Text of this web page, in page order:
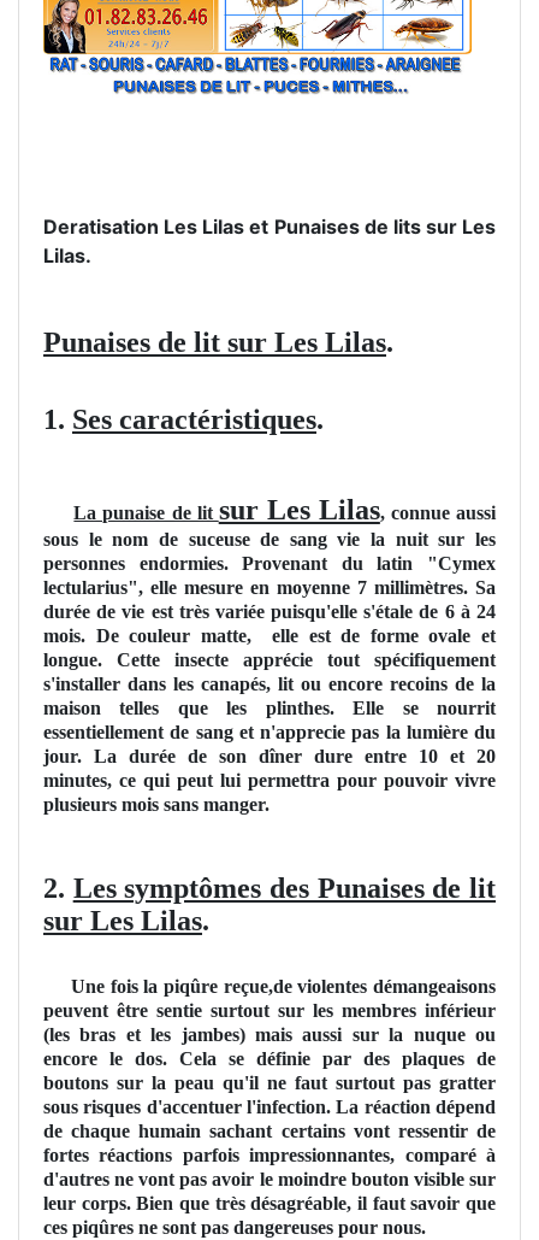
Deratisation Les Lilas et Punaises de lits sur Les
Lilas.
Punaises de lit sur Les Lilas.
1. Ses caractéristiques.
La punaise de lit sur Les Lilas, connue aussi
sous le nom de suceuse de sang vie la nuit sur les
personnes endormies. Provenant du latin "Cymex
lectularius", elle mesure en moyenne 7 millimètres. Sa
durée de vie est très variée puisqu'elle s'étale de 6 à 24
mois. De couleur matte, elle est de forme ovale et
longue. Cette insecte apprécie tout spécifiquement
s'installer dans les canapés, lit ou encore recoins de la
maison telles que les plinthes. Elle se nourrit
essentiellement de sang et n'apprecie pas la lumière du
jour. La durée de son dîner dure entre 10 et 20
minutes, ce qui peut lui permettra pour pouvoir vivre
plusieurs mois sans manger.
2. Les symptômes des Punaises de lit
sur Les Lilas.
Une fois la piqûre reçue,de violentes démangeaisons
peuvent être sentie surtout sur les membres inférieur
(les bras et les jambes) mais aussi sur la nuque ou
encore le dos. Cela se définie par des plaques de
boutons sur la peau qu'il ne faut surtout pas gratter
sous risques d'accentuer l'infection. La réaction dépend
de chaque humain sachant certains vont ressentir de
fortes réactions parfois impressionnantes, comparé à
d'autres ne vont pas avoir le moindre bouton visible sur
leur corps. Bien que très désagréable, il faut savoir que
ces piqûres ne sont pas dangereuses pour nous.